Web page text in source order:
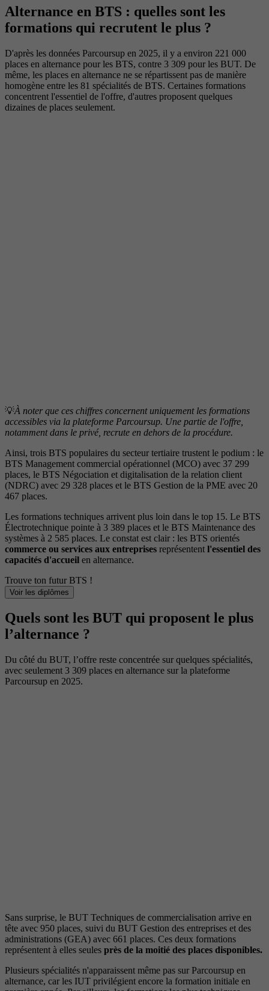
Alternance en BTS : quelles sont les
formations qui recrutent le plus ?
D'après les données Parcoursup en 2025, il y a environ 221 000
places en alternance pour les BTS, contre 3 309 pour les BUT. De
même, les places en alternance ne se répartissent pas de manière
homogène entre les 81 spécialités de BTS. Certaines formations
concentrent l'essentiel de l'offre, d'autres proposent quelques
dizaines de places seulement.
💡À noter que ces chiffres concernent uniquement les formations
accessibles via la plateforme Parcoursup. Une partie de l'offre,
notamment dans le privé, recrute en dehors de la procédure.
Ainsi, trois BTS populaires du secteur tertiaire trustent le podium : le
BTS Management commercial opérationnel (MCO) avec 37 299
places, le BTS Négociation et digitalisation de la relation client
(NDRC) avec 29 328 places et le BTS Gestion de la PME avec 20
467 places.
Les formations techniques arrivent plus loin dans le top 15. Le BTS
Électrotechnique pointe à 3 389 places et le BTS Maintenance des
systèmes à 2 585 places. Le constat est clair : les BTS orientés
commerce ou services aux entreprises représentent l'essentiel des
capacités d'accueil en alternance.
Trouve ton futur BTS !
Voir les diplômes
Quels sont les BUT qui proposent le plus
l’alternance ?
Du côté du BUT, l’offre reste concentrée sur quelques spécialités,
avec seulement 3 309 places en alternance sur la plateforme
Parcoursup en 2025.
Sans surprise, le BUT Techniques de commercialisation arrive en
tête avec 950 places, suivi du BUT Gestion des entreprises et des
administrations (GEA) avec 661 places. Ces deux formations
représentent à elles seules près de la moitié des places disponibles.
Plusieurs spécialités n'apparaissent même pas sur Parcoursup en
alternance, car les IUT privilégient encore la formation initiale en